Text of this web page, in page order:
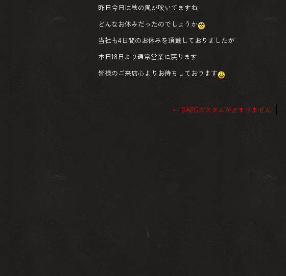
昨日今日は秋の風が吹いてますね
どんなお休みだったのでしょうか
当社も4日間のお休みを頂戴しておりましたが
本日18日より通常営業に戻ります
皆様のご来店心よりお待ちしております
← DAEGカスタムが止まりません